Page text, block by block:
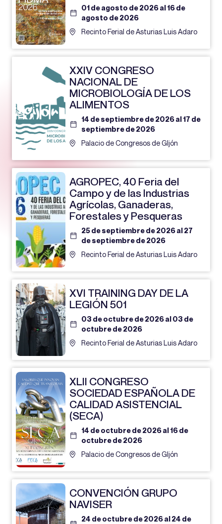
01 de agosto de 2026 al 16 de
agosto de 2026
Recinto Ferial de Asturias Luis Adaro
XXIV CONGRESO
NACIONAL DE
MICROBIOLOGÍA DE LOS
ALIMENTOS
14 de septiembre de 2026 al 17 de
septiembre de 2026
Palacio de Congresos de GIjón
AGROPEC, 40 Feria del
Campo y de las Industrias
Agrícolas, Ganaderas,
Forestales y Pesqueras
25 de septiembre de 2026 al 27
de septiembre de 2026
Recinto Ferial de Asturias Luis Adaro
XVI TRAINING DAY DE LA
LEGIÓN 501
03 de octubre de 2026 al 03 de
octubre de 2026
Recinto Ferial de Asturias Luis Adaro
XLII CONGRESO
SOCIEDAD ESPAÑOLA DE
CALIDAD ASISTENCIAL
(SECA)
14 de octubre de 2026 al 16 de
octubre de 2026
Palacio de Congresos de GIjón
CONVENCIÓN GRUPO
NAVISER
24 de octubre de 2026 al 24 de